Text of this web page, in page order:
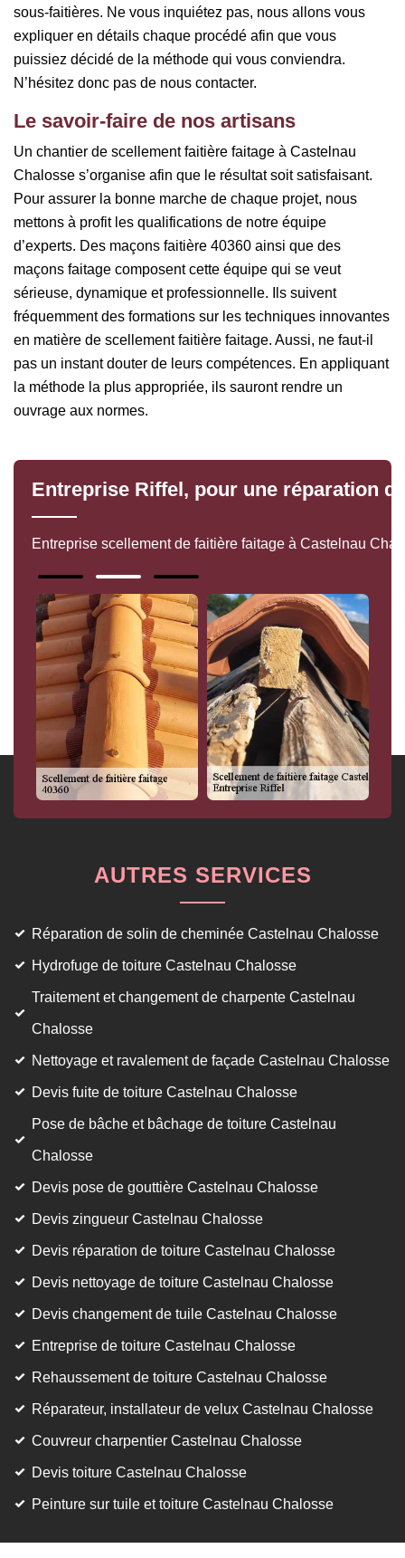
sous-faitières. Ne vous inquiétez pas, nous allons vous
expliquer en détails chaque procédé afin que vous
puissiez décidé de la méthode qui vous conviendra.
N’hésitez donc pas de nous contacter.
Le savoir-faire de nos artisans
Un chantier de scellement faitière faitage à Castelnau
Chalosse s’organise afin que le résultat soit satisfaisant.
Pour assurer la bonne marche de chaque projet, nous
mettons à profit les qualifications de notre équipe
d’experts. Des maçons faitière 40360 ainsi que des
maçons faitage composent cette équipe qui se veut
sérieuse, dynamique et professionnelle. Ils suivent
fréquemment des formations sur les techniques innovantes
en matière de scellement faitière faitage. Aussi, ne faut-il
pas un instant douter de leurs compétences. En appliquant
la méthode la plus appropriée, ils sauront rendre un
ouvrage aux normes.
Entreprise Riffel, pour une réparation
Entreprise scellement de faitière faitage à Castelnau
AUTRES SERVICES
Réparation de solin de cheminée Castelnau Chalosse
Hydrofuge de toiture Castelnau Chalosse
Traitement et changement de charpente Castelnau
Chalosse
Nettoyage et ravalement de façade Castelnau Chalosse
Devis fuite de toiture Castelnau Chalosse
Pose de bâche et bâchage de toiture Castelnau
Chalosse
Devis pose de gouttière Castelnau Chalosse
Devis zingueur Castelnau Chalosse
Devis réparation de toiture Castelnau Chalosse
Devis nettoyage de toiture Castelnau Chalosse
Devis changement de tuile Castelnau Chalosse
Entreprise de toiture Castelnau Chalosse
Rehaussement de toiture Castelnau Chalosse
Réparateur, installateur de velux Castelnau Chalosse
Couvreur charpentier Castelnau Chalosse
Devis toiture Castelnau Chalosse
Peinture sur tuile et toiture Castelnau Chalosse